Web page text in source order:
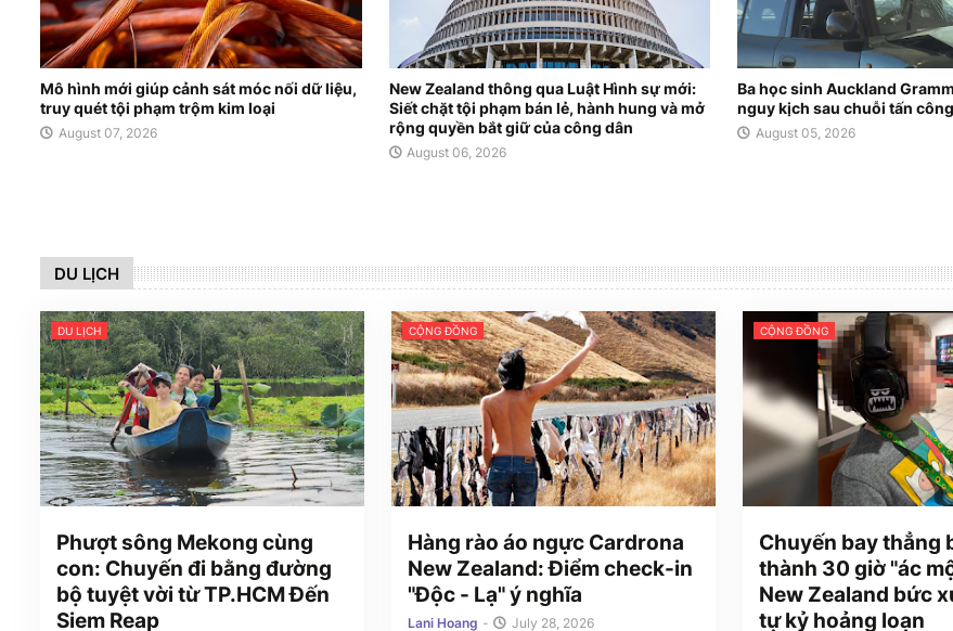
Mô hình mới giúp cảnh sát móc nối dữ liệu,
truy quét tội phạm trộm kim loại
August 07, 2026
New Zealand thông qua Luật Hình sự mới:
Siết chặt tội phạm bán lẻ, hành hung và mở
rộng quyền bắt giữ của công dân
August 06, 2026
Ba học sinh Auckland
nguy kịch sau chuỗi tấn
August 05, 2026
DU LỊCH
DU LỊCH
Phượt sông Mekong cùng
con: Chuyến đi bằng đường
bộ tuyệt vời từ TP.HCM Đến
Siem Reap
CỘNG ĐỒNG
Hàng rào áo ngực Cardrona
New Zealand: Điểm check-in
"Độc - Lạ" ý nghĩa
Lani Hoang - July 28, 2026
CỘNG ĐỒNG
Chuyến bay thẳng
thành 30 giờ "ác
New Zealand bức
tự kỷ hoảng loạn